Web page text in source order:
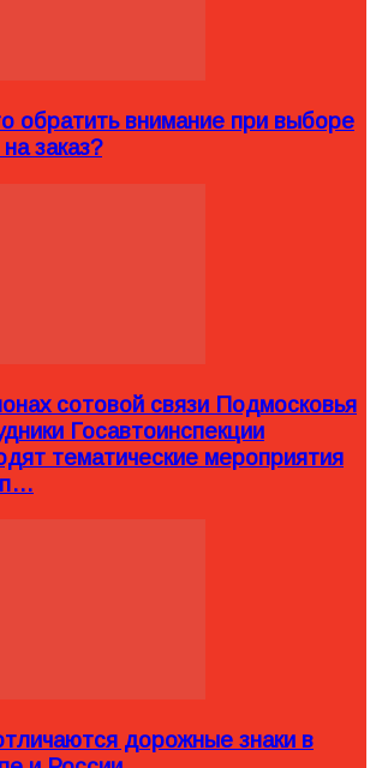
обратить внимание при выборе
на заказ?
сотовой связи Подмосковья
Госавтоинспекции
тематические мероприятия
дорожные знаки в